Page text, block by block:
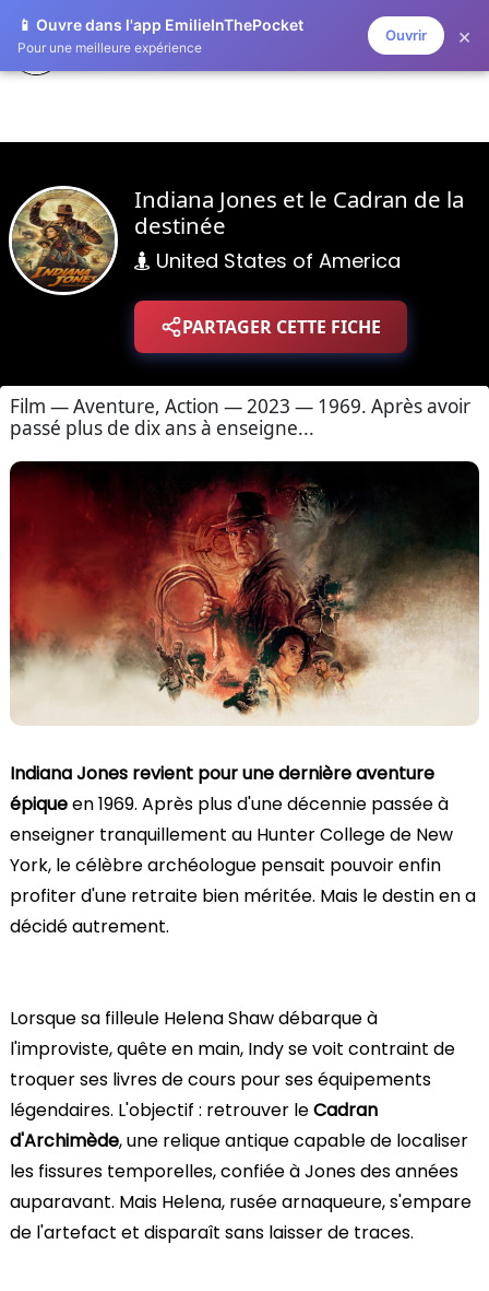
📱 Ouvre dans l'app EmilieInThePocket
Pour une meilleure expérience
Ouvrir ×
ZAPLISTOO
Indiana Jones et le Cadran de la
destinée
United States of America
PARTAGER CETTE FICHE
Film — Aventure, Action — 2023 — 1969. Après avoir
passé plus de dix ans à enseigne...
Indiana Jones revient pour une dernière aventure
épiqueen 1969. Après plus d'une décennie passée à
enseigner tranquillement au Hunter College de New
York, le célèbre archéologue pensait pouvoir enfin
profiter d'une retraite bien méritée. Mais le destin en a
décidé autrement.
Lorsque sa filleule Helena Shaw débarque à
l'improviste, quête en main, Indy se voit contraint de
troquer ses livres de cours pour ses équipements
légendaires. L'objectif : retrouver leCadran
d'Archimède, une relique antique capable de localiser
les fissures temporelles, confiée à Jones des années
auparavant. Mais Helena, rusée arnaqueure, s'empare
de l'artefact et disparaît sans laisser de traces.